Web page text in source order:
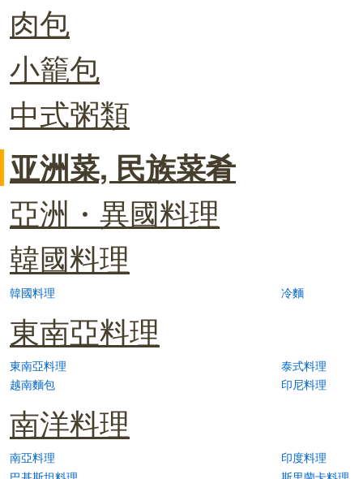
肉包
小籠包
中式粥類
亚洲菜, 民族菜肴
亞洲・異國料理
韓國料理
韓國料理 冷麵
東南亞料理
東南亞料理
泰式料理
越南麵包
印尼料理
南洋料理
南亞料理
印度料理